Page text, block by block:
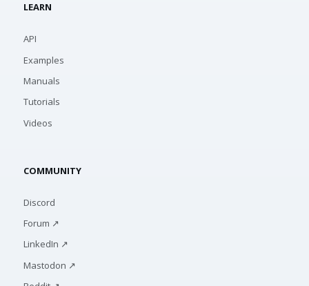
LEARN
API
Examples
Manuals
Tutorials
Videos
COMMUNITY
Discord
Forum ↗
LinkedIn ↗
Mastodon ↗